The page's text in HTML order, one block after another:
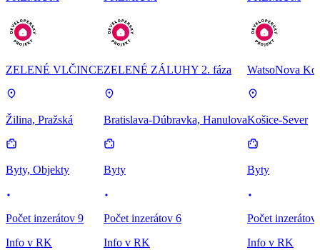
ZELENÉ VLČINCE
Žilina, Pražská
Byty, Objekty
Počet inzerátov 9
Info v RK
ZELENÉ ZÁLUHY 2. fáza
Bratislava-Dúbravka, Hanulova
Byty
Počet inzerátov 6
Info v RK
WatsoNova
Košice-Sever
Byty
Počet inzerátov
Info v RK